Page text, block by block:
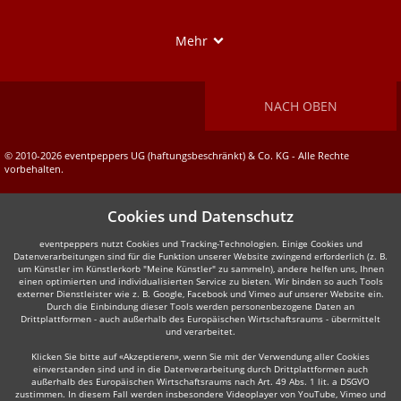
Mehr
NACH OBEN
© 2010-2026 eventpeppers UG (haftungsbeschränkt) & Co. KG - Alle Rechte
vorbehalten.
Cookies und Datenschutz
eventpeppers nutzt Cookies und Tracking-Technologien. Einige Cookies und
Datenverarbeitungen sind für die Funktion unserer Website zwingend erforderlich (z. B.
um Künstler im Künstlerkorb "Meine Künstler" zu sammeln), andere helfen uns, Ihnen
einen optimierten und individualisierten Service zu bieten. Wir binden so auch Tools
externer Dienstleister wie z. B. Google, Facebook und Vimeo auf unserer Website ein.
Durch die Einbindung dieser Tools werden personenbezogene Daten an
Drittplattformen - auch außerhalb des Europäischen Wirtschaftsraums - übermittelt
und verarbeitet.
Klicken Sie bitte auf «Akzeptieren», wenn Sie mit der Verwendung aller Cookies
einverstanden sind und in die Datenverarbeitung durch Drittplattformen auch
außerhalb des Europäischen Wirtschaftsraums nach Art. 49 Abs. 1 lit. a DSGVO
zustimmen. In diesem Fall werden insbesondere Videoplayer von YouTube, Vimeo und